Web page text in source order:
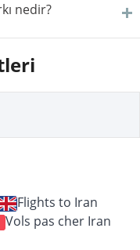
nedir?
Flights to Iran
Vols pas cher Iran